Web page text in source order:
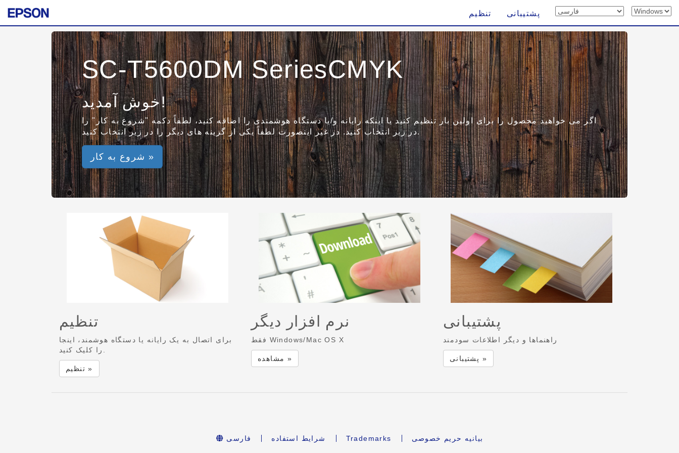
تنظیم پشتیبانی
SC-T5600DM SeriesCMYK
خوش آمدید!
اگر می خواهید محصول را برای اولین بار تنظیم کنید یا اینکه رایانه و/یا دستگاه هوشمندی را اضافه کنید، لطفاً دکمه "شروع به کار" را
در زیر انتخاب کنید. در غیر اینصورت لطفاً یکی از گزینه های دیگر را در زیر انتخاب کنید.
شروع به کار »
تنظیم
برای اتصال به یک رایانه یا دستگاه هوشمند، اینجا
تنظیم »
نرم افزار دیگر
فقط Windows/Mac OS X
مشاهده »
پشتیبانی
راهنماها و دیگر اطلاعات سودمند
پشتیبانی »
فارسی شرایط استفاده Trademarks بیانیه حریم خصوصی